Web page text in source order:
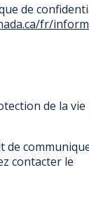
de
fr/
de la vie
contacter le